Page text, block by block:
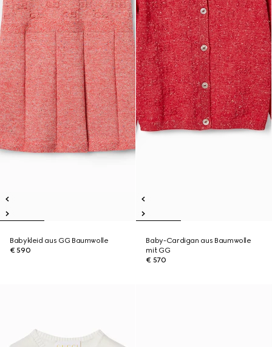
Babykleid aus GG Baumwolle
€ 590
Baby-Cardigan aus Baumwolle
mit GG
€ 570